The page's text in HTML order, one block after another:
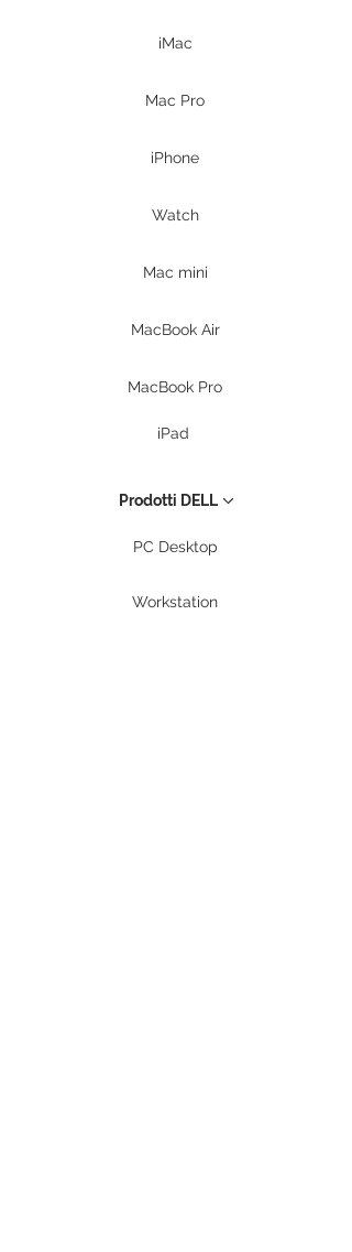
iMac
Mac Pro
iPhone
Watch
Mac mini
MacBook Air
MacBook Pro
iPad
Prodotti DELL
PC Desktop
Workstation